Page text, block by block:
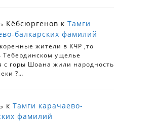
Кёбсюргенов к Тамги
балкарских фамилий
жители в КЧР ,то
Тебердинском ущелье
с горы Шоана жили народность
?…
к Тамги карачаево-
фамилий